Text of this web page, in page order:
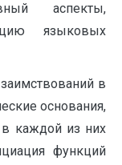
аспекты,
языковых
в
основания,
каждой из них
функций